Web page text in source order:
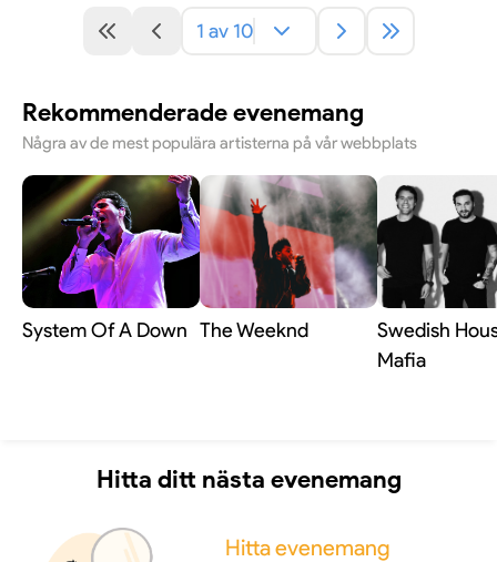
1 av 10
Rekommenderade evenemang
Några av de mest populära artisterna på vår webbplats
System Of A Down The Weeknd
Swedish
Mafia
Hitta ditt nästa evenemang
Hitta evenemang